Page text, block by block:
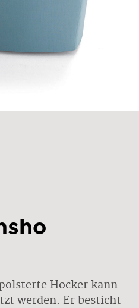
Hocker kann
werden. Er besticht